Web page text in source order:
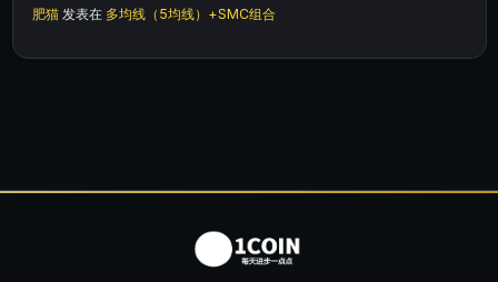
肥猫 发表在 多均线（5均线）+SMC组合